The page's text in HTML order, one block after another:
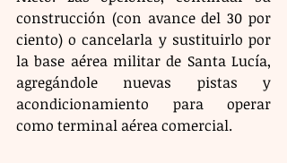
construcción (con avance del 30 por
ciento) o cancelarla y sustituirlo por
la base aérea militar de Santa Lucía,
agregándole nuevas pistas y
acondicionamiento para operar
como terminal aérea comercial.